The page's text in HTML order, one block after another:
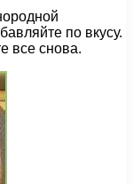
по вкусу.
все снова.